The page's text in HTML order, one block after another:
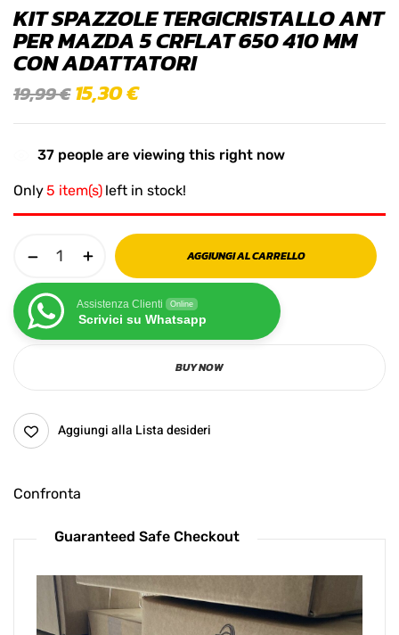
KIT SPAZZOLE TERGICRISTALLO ANT
PER MAZDA 5 CRFLAT 650 410 MM
CON ADATTATORI
19,99€ 15,30€
37 people are viewing this right now
Only5 item(s) left in stock!
AGGIUNGI AL CARRELLO
Assistenza Clienti Online
Scrivici su Whatsapp
BUY NOW
Aggiungi alla Lista desideri
Confronta
Guaranteed Safe Checkout